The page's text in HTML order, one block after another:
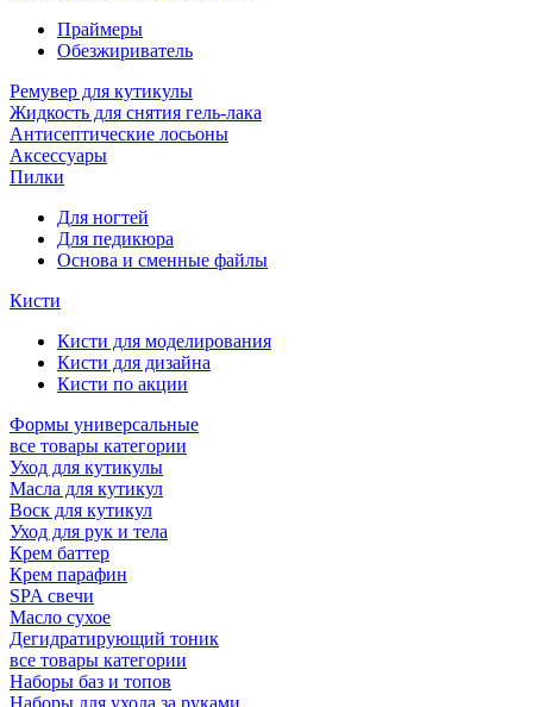
Праймеры
Обезжириватель
Ремувер для кутикулы
Жидкость для снятия гель-лака
Антисептические лосьоны
Аксессуары
Пилки
Для ногтей
Для педикюра
Основа и сменные файлы
Кисти
Кисти для моделирования
Кисти для дизайна
Кисти по акции
Формы универсальные
все товары категории
Уход для кутикулы
Масла для кутикул
Воск для кутикул
Уход для рук и тела
Крем баттер
Крем парафин
SPA свечи
Масло сухое
Дегидратирующий тоник
все товары категории
Наборы баз и топов
Наборы для ухода за руками